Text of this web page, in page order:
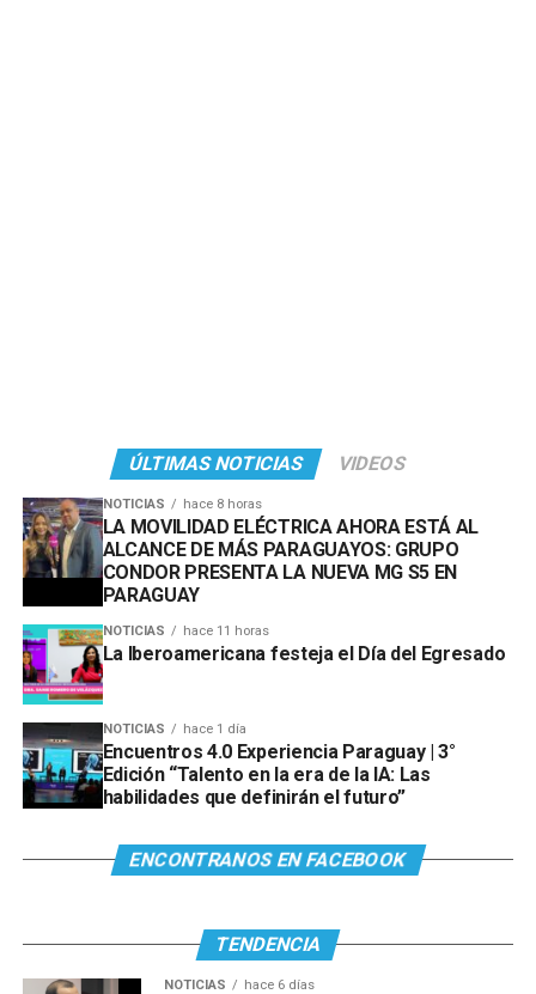
ÚLTIMAS NOTICIAS VIDEOS
NOTICIAS hace 8 horas
LA MOVILIDAD ELÉCTRICA AHORA ESTÁ AL
ALCANCE DE MÁS PARAGUAYOS: GRUPO
CONDOR PRESENTA LA NUEVA MG S5 EN
PARAGUAY
NOTICIAS hace 11 horas
La Iberoamericana festeja el Día del Egresado
NOTICIAS hace 1 día
Encuentros 4.0 Experiencia Paraguay | 3°
Edición “Talento en la era de la IA: Las
habilidades que definirán el futuro”
ENCONTRANOS EN FACEBOOK
TENDENCIA
NOTICIAS hace 6 días